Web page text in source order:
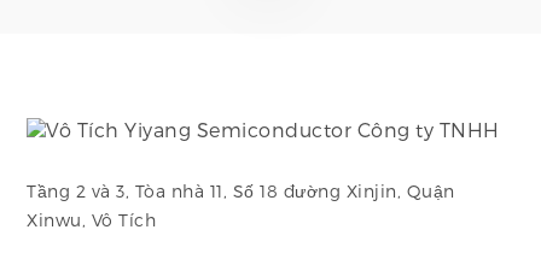
Tầng 2 và 3, Tòa nhà 11, Số 18 đường Xinjin, Quận
Xinwu, Vô Tích